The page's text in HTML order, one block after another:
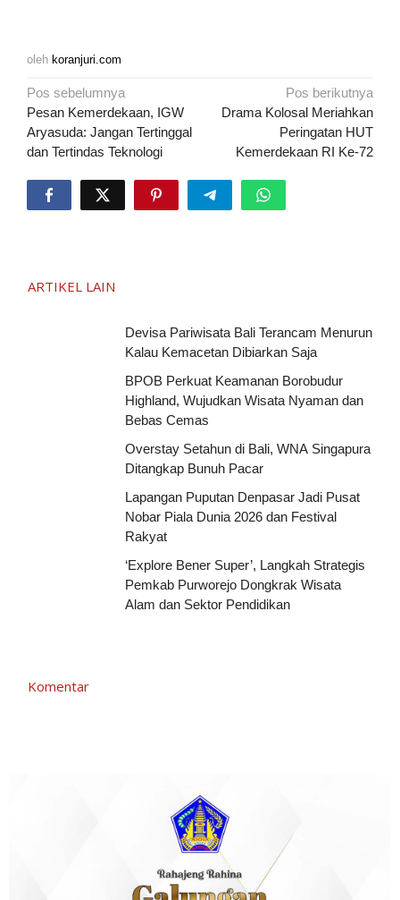
oleh koranjuri.com
Navigasi
pos
Pos sebelumnya
Pesan Kemerdekaan, IGW
Aryasuda: Jangan Tertinggal
dan Tertindas Teknologi
Pos berikutnya
Drama Kolosal Meriahkan
Peringatan HUT
Kemerdekaan RI Ke-72
ARTIKEL LAIN
Devisa Pariwisata Bali Terancam Menurun
Kalau Kemacetan Dibiarkan Saja
BPOB Perkuat Keamanan Borobudur
Highland, Wujudkan Wisata Nyaman dan
Bebas Cemas
Overstay Setahun di Bali, WNA Singapura
Ditangkap Bunuh Pacar
Lapangan Puputan Denpasar Jadi Pusat
Nobar Piala Dunia 2026 dan Festival
Rakyat
‘Explore Bener Super’, Langkah Strategis
Pemkab Purworejo Dongkrak Wisata
Alam dan Sektor Pendidikan
Komentar